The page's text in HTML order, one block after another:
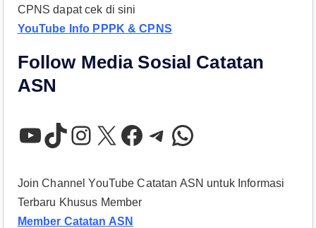
CPNS dapat cek di sini
YouTube Info PPPK & CPNS
Follow Media Sosial Catatan
ASN
YouTube TikTok Instagram X Facebook Telegram WhatsApp
Join Channel YouTube Catatan ASN untuk Informasi
Terbaru Khusus Member
Member Catatan ASN